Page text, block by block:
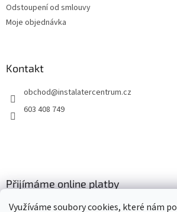
Využíváme soubory cookies, které nám
Odstoupení od smlouvy
Moje objednávka
Kontakt
obchod@instalatercentrum.cz
603 408 749
Přijímáme online platby